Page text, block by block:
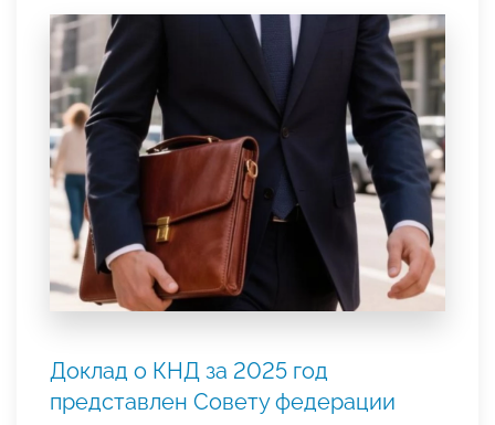
Доклад о КНД за 2025 год
представлен Совету федерации